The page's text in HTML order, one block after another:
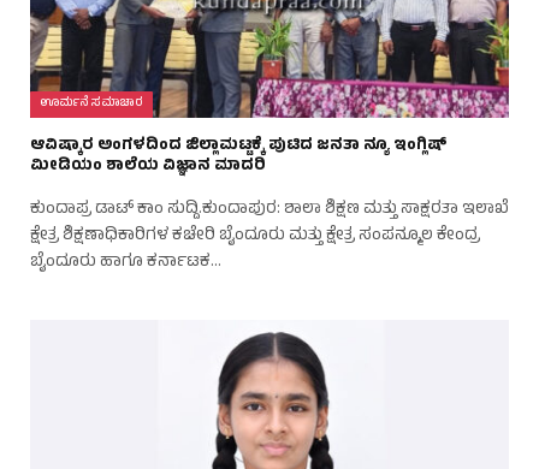
ಊರ್ಮನೆ ಸಮಾಚಾರ
ಆವಿಷ್ಕಾರ ಅಂಗಳದಿಂದ ಜಿಲ್ಲಾಮಟ್ಟಕ್ಕೆ ಪುಟಿದ ಜನತಾ ನ್ಯೂ ಇಂಗ್ಲಿಷ್
ಮೀಡಿಯಂ ಶಾಲೆಯ ವಿಜ್ಞಾನ ಮಾದರಿ
ಕುಂದಾಪ್ರ ಡಾಟ್‌ ಕಾಂ ಸುದ್ದಿ.ಕುಂದಾಪುರ: ಶಾಲಾ ಶಿಕ್ಷಣ ಮತ್ತು ಸಾಕ್ಷರತಾ ಇಲಾಖೆ
ಕ್ಷೇತ್ರ ಶಿಕ್ಷಣಾಧಿಕಾರಿಗಳ ಕಚೇರಿ ಬೈಂದೂರು ಮತ್ತು ಕ್ಷೇತ್ರ ಸಂಪನ್ಮೂಲ ಕೇಂದ್ರ
ಬೈಂದೂರು ಹಾಗೂ ಕರ್ನಾಟಕ…